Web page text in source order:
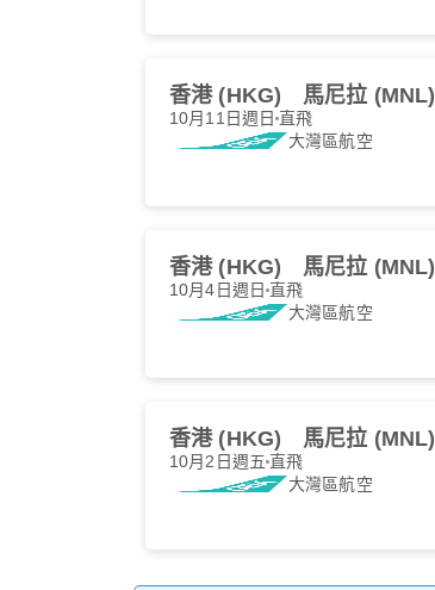
香港 (HKG) 馬尼拉 (MNL)
10月11日週日 直飛
大灣區航空
香港 (HKG) 馬尼拉 (MNL)
10月4日週日 直飛
大灣區航空
香港 (HKG) 馬尼拉 (MNL)
10月2日週五 直飛
大灣區航空